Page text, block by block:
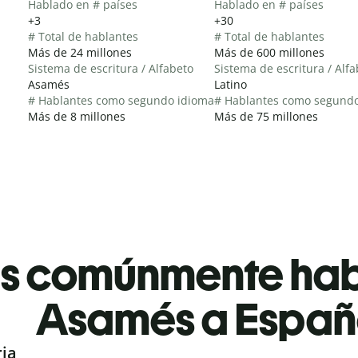
Hablado en # países
+3
# Total de hablantes
Más de 24 millones
Sistema de escritura / Alfabeto
Asamés
# Hablantes como segundo idioma
Más de 8 millones
Hablado en # países
+30
# Total de hablantes
Más de 600 millones
Sistema de escritura /
Latino
# Hablantes como
Más de 75 millones
comúnmente
Asamés a